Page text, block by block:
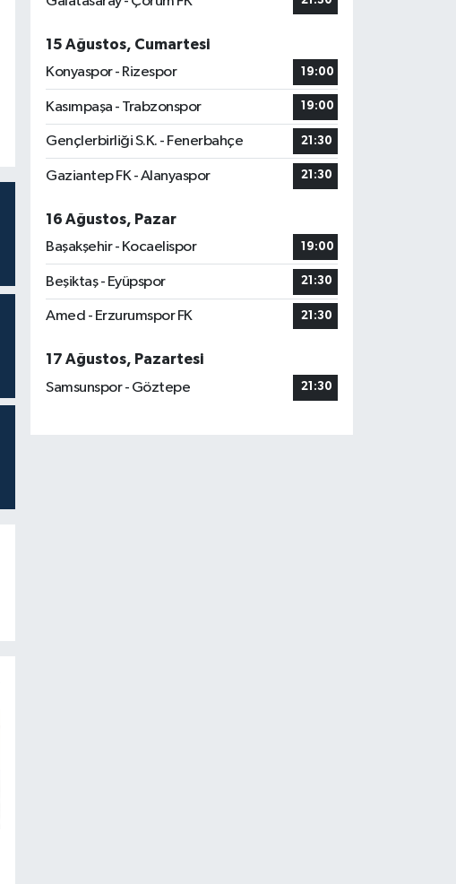
15 Ağustos, Cumartesi
Konyaspor - Rizespor
19:00
Kasımpaşa - Trabzonspor 19:00
Gençlerbirliği S.K. - Fenerbahçe 21:30
Gaziantep FK - Alanyaspor 21:30
16 Ağustos, Pazar
Başakşehir - Kocaelispor
19:00
Beşiktaş - Eyüpspor 21:30
Amed - Erzurumspor FK 21:30
17 Ağustos, Pazartesi
Samsunspor - Göztepe
21:30